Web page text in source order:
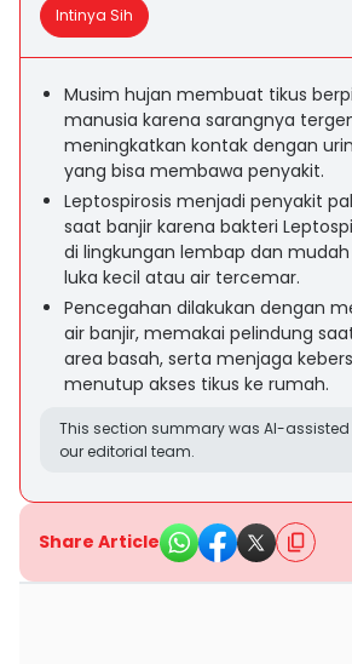
Intinya Sih
Musim hujan membuat tikus
manusia karena sarangnya
meningkatkan kontak dengan
yang bisa membawa penyakit.
Leptospirosis menjadi penyakit
saat banjir karena bakteri
di lingkungan lembap dan
luka kecil atau air tercemar.
Pencegahan dilakukan dengan
air banjir, memakai pelindung
area basah, serta menjaga
menutup akses tikus ke rumah.
This section summary was AI-
our editorial team.
Share Article